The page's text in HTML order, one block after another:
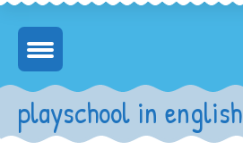
playschool in english